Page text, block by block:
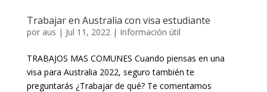
Trabajar en Australia con visa estudiante
por aus | Jul 11, 2022| Información útil
TRABAJOS MAS COMUNES Cuando piensas en una
visa para Australia 2022, seguro también te
preguntarás ¿Trabajar de qué? Te comentamos